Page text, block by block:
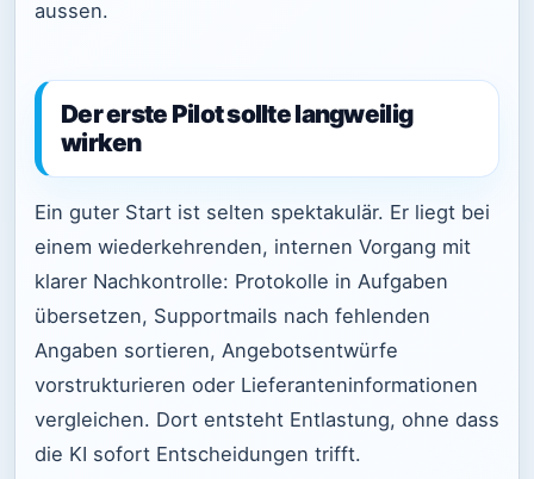
aussen.
Der erste Pilot sollte langweilig
wirken
Ein guter Start ist selten spektakulär. Er liegt bei
einem wiederkehrenden, internen Vorgang mit
klarer Nachkontrolle: Protokolle in Aufgaben
übersetzen, Supportmails nach fehlenden
Angaben sortieren, Angebotsentwürfe
vorstrukturieren oder Lieferanteninformationen
vergleichen. Dort entsteht Entlastung, ohne dass
die KI sofort Entscheidungen trifft.